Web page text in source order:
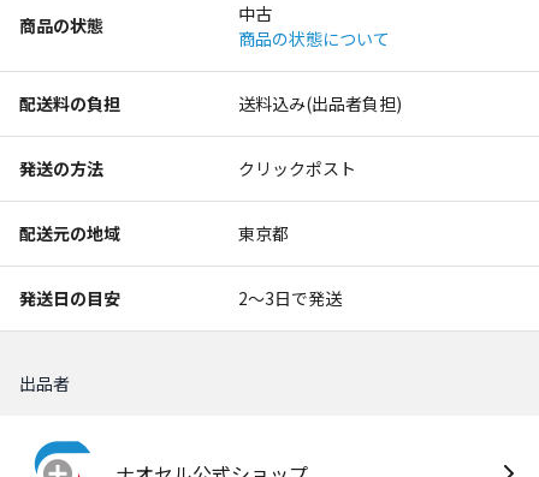
商品の状態
中古
商品の状態について
配送料の負担 送料込み(出品者負担)
発送の方法 クリックポスト
配送元の地域 東京都
発送日の目安 2〜3日で発送
出品者